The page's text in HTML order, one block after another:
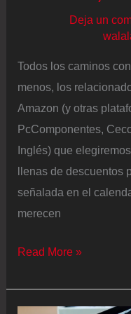
Deja un
Todos los caminos
menos, los
Amazon (y otras
PcComponentes,
Inglés) que
llenas de descuentos
señalada en el
merecen
Black
2025
Read More »